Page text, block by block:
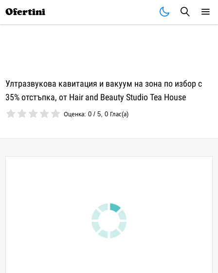
Ofertini
Ултразвукова кавитация и вакуум на зона по избор с
35% отстъпка, от Hair and Beauty Studio Tea House
Оценка:0 /5,0 Глас(а)